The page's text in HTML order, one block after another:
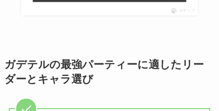
ポチップ
ガデテルの最強パーティーに適したリー
ダーとキャラ選び